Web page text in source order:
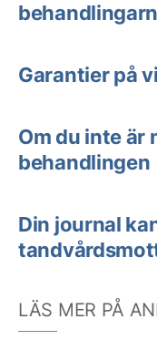
Garantier på
Om du inte är
behandlingen
Din journal
LÄS MER PÅ